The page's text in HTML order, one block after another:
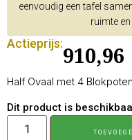
eenvoudig een tafel
ruimte
Actieprijs:
910,96
Half Ovaal met 4
Dit product is